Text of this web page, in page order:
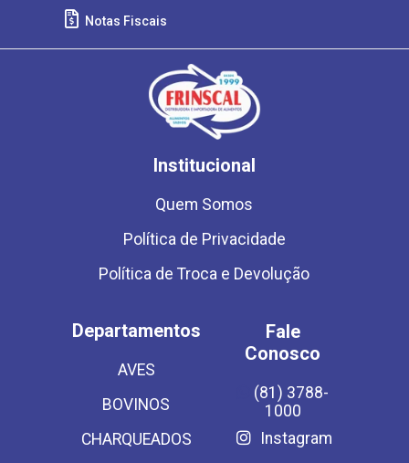
Notas Fiscais
Institucional
Quem Somos
Política de Privacidade
Política de Troca e Devolução
Departamentos
AVES
BOVINOS
CHARQUEADOS
Fale
Conosco
(81) 3788-
1000
Instagram